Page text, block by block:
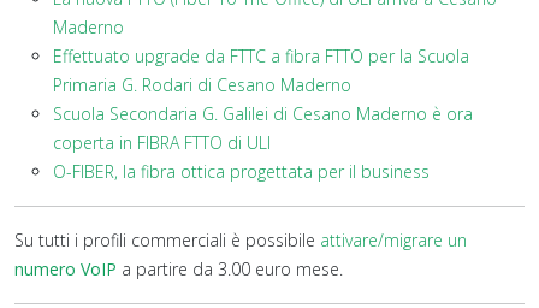
Maderno
Effettuato upgrade da FTTC a fibra FTTO per la Scuola
Primaria G. Rodari di Cesano Maderno
Scuola Secondaria G. Galilei di Cesano Maderno è ora
coperta in FIBRA FTTO di ULI
O-FIBER, la fibra ottica progettata per il business
Su tutti i profili commerciali è possibile attivare/migrare un
numero VoIP a partire da 3.00 euro mese.